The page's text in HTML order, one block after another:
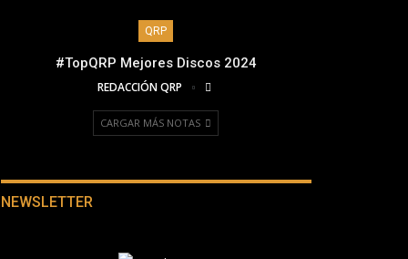
QRP
#TopQRP Mejores Discos 2024
REDACCIÓN QRP
CARGAR MÁS NOTAS
NEWSLETTER